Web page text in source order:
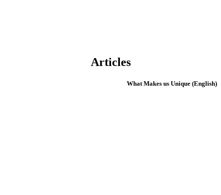
Articles
(English) What Makes us Unique